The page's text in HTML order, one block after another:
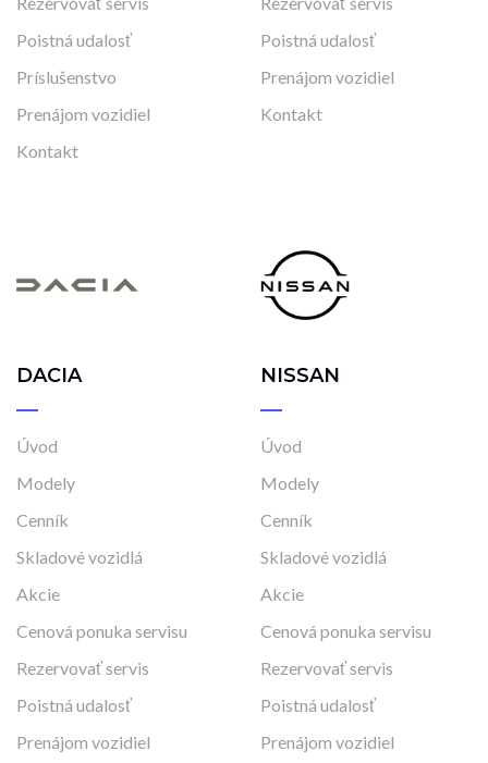
Poistná udalosť
Príslušenstvo
Prenájom vozidiel
Kontakt
Poistná udalosť
Prenájom vozidiel
Kontakt
DACIA
Úvod
Modely
Cenník
Skladové vozidlá
Akcie
Cenová ponuka servisu
Rezervovať servis
Poistná udalosť
Prenájom vozidiel
NISSAN
Úvod
Modely
Cenník
Skladové vozidlá
Akcie
Cenová ponuka servisu
Rezervovať servis
Poistná udalosť
Prenájom vozidiel